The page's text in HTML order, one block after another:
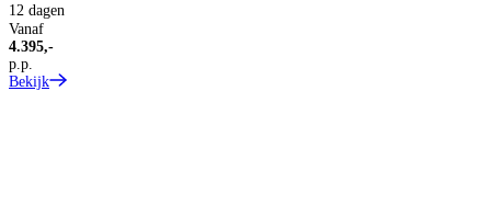
12 dagen
Vanaf
4.395,-
p.p.
Bekijk